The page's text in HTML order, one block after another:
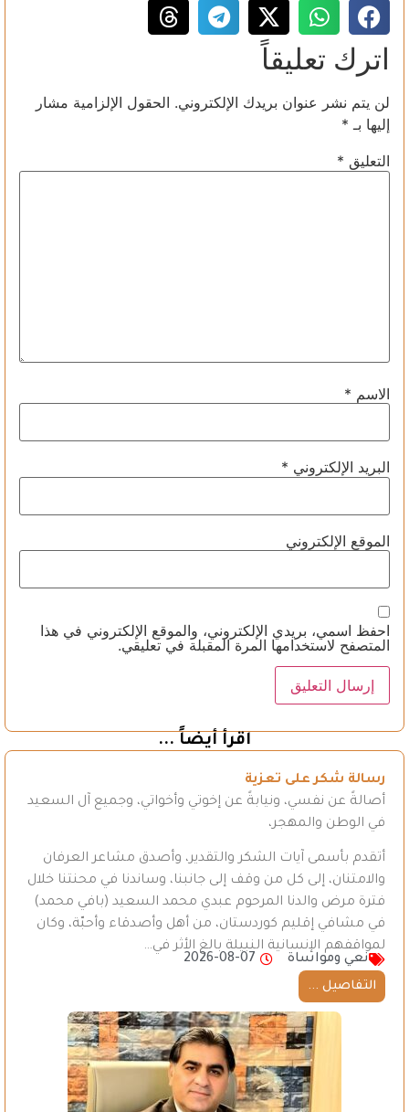
اترك تعليقاً
لن يتم نشر عنوان بريدك الإلكتروني. الحقول الإلزامية مشار
إليها بـ *
التعليق *
الاسم *
البريد الإلكتروني *
الموقع الإلكتروني
احفظ اسمي، بريدي الإلكتروني، والموقع الإلكتروني في هذا
المتصفح لاستخدامها المرة المقبلة في تعليقي.
اقرأ أيضاً ...
رسالة شكر على تعزية
أصالةً عن نفسي، ونيابةً عن إخوتي وأخواتي، وجميع آل السعيد
في الوطن والمهجر،
أتقدم بأسمى آيات الشكر والتقدير، وأصدق مشاعر العرفان
والامتنان، إلى كل من وقف إلى جانبنا، وساندنا في محنتنا خلال
فترة مرض والدنا المرحوم عبدي محمد السعيد (بافي محمد)
في مشافي إقليم كوردستان، من أهل وأصدقاء وأحبّة، وكان
لمواقفهم الإنسانية النبيلة بالغ الأثر في…
نعي ومواساة
2026-08-07
التفاصيل ...